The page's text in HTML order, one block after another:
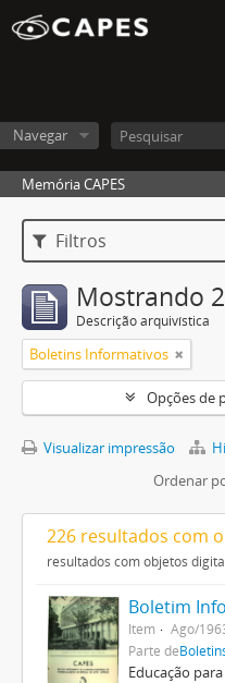
Navegar
Memória CAPES
Filtros
Mostrando
Descrição arquivística
Boletins Informativos
Opções de
Visualizar impressão
Ordenar
226 resultados com
resultados com objetos
Boletim
Item
Ago/
Parte de
Educação